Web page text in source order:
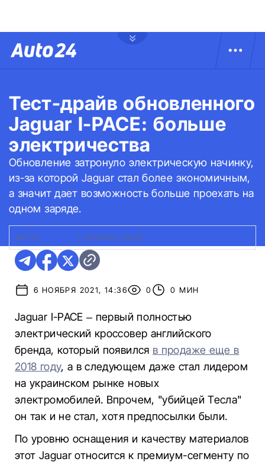
Тест-драйв обновленного
Jaguar I-PACE: больше
электричества
Обновление затронуло электрическую начинку,
из-за которой Jaguar стал более экономичным,
а значит дает возможность больше проехать на
одном заряде.
ФОТО: JAGUAR I-PACE
6 НОЯБРЯ 2021, 14:36 0 0 МИН
Jaguar I-PACE – первый полностью
электрический кроссовер английского
бренда, который появился в продаже еще в
2018 году, а в следующем даже стал лидером
на украинском рынке новых
электромобилей. Впрочем, "убийцей Тесла"
он так и не стал, хотя предпосылки были.
По уровню оснащения и качеству материалов
этот Jaguar относится к премиум-сегменту по